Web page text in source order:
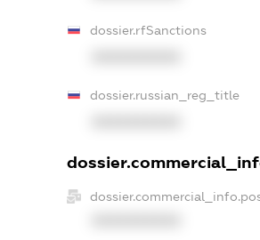
dossier.rfSanctions
dossier.russian_reg_title